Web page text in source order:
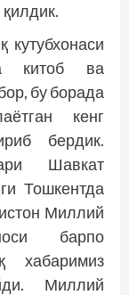
кутубхонаси
китоб ва
бу борада
кенг
бердик.
Шавкат
Тошкентда
Миллий
барпо
хабаримиз
Миллий